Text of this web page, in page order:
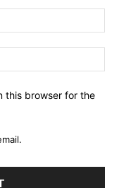
this browser for the